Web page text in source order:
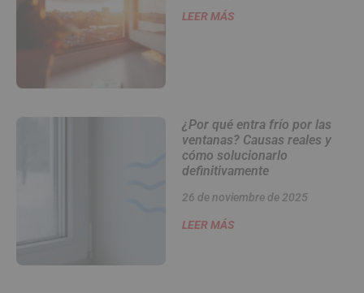
LEER MÁS
¿Por qué entra frío por las
ventanas? Causas reales y
cómo solucionarlo
definitivamente
26 de noviembre de 2025
LEER MÁS